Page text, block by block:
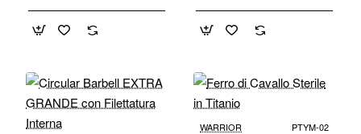
WARRIOR PTYM-02